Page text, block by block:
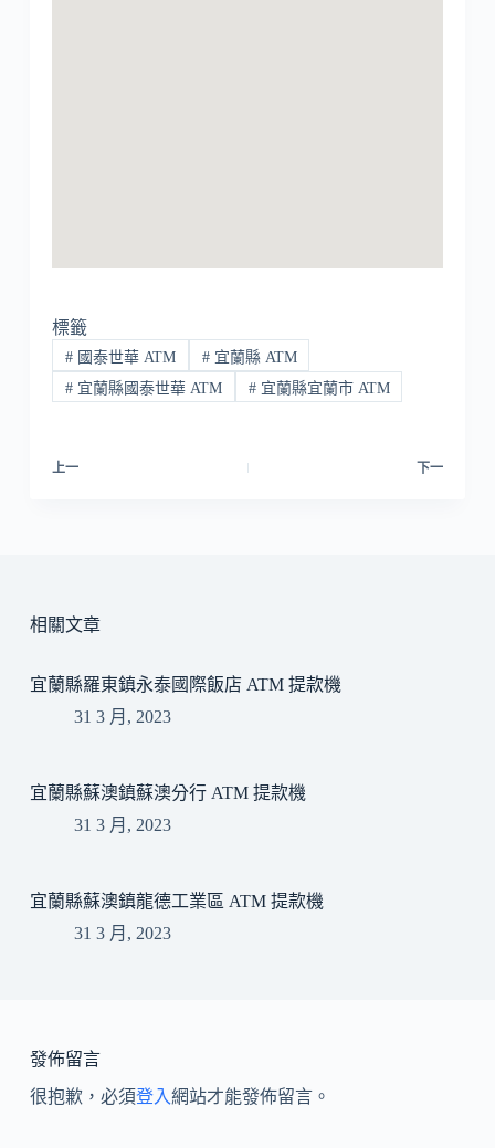
標籤
#國泰世華 ATM #宜蘭縣 ATM
#宜蘭縣國泰世華 ATM #宜蘭縣宜蘭市 ATM
上一 下一
相關文章
宜蘭縣羅東鎮永泰國際飯店 ATM 提款機
31 3 月, 2023
宜蘭縣蘇澳鎮蘇澳分行 ATM 提款機
31 3 月, 2023
宜蘭縣蘇澳鎮龍德工業區 ATM 提款機
31 3 月, 2023
發佈留言
很抱歉，必須登入網站才能發佈留言。